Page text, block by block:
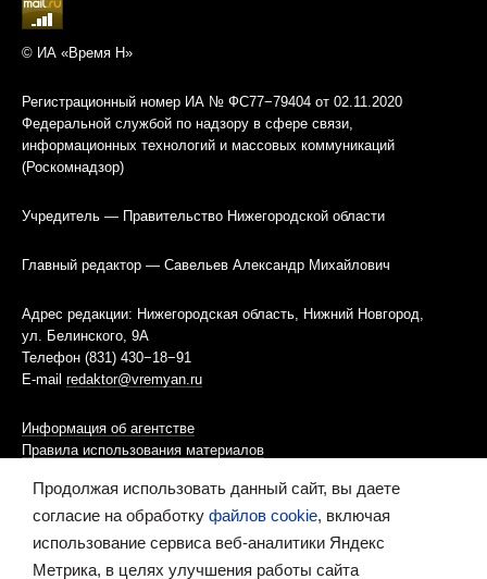
© ИА «Время Н»
Регистрационный номер ИА № ФС77−79404 от 02.11.2020
Федеральной службой по надзору в сфере связи,
информационных технологий и массовых коммуникаций
(Роскомнадзор)
Учредитель — Правительство Нижегородской области
Главный редактор — Савельев Александр Михайлович
Адрес редакции: Нижегородская область, Нижний Новгород,
ул. Белинского, 9А
Телефон (831) 430−18−91
E-mail redaktor@vremyan.ru
Информация об агентстве
Правила использования материалов
Информационная политика использования «cookies»-файлов
Ресурс содержит материалы 16+
Продолжая использовать данный сайт, вы даете
согласие на обработку файлов cookie, включая
использование сервиса веб-аналитики Яндекс
Метрика, в целях улучшения работы сайта